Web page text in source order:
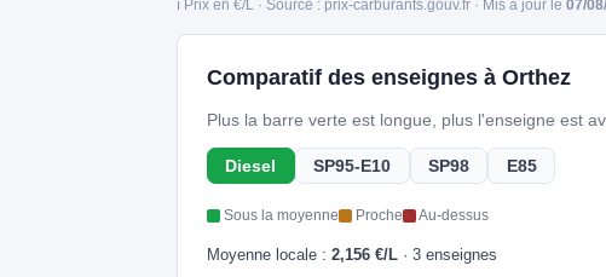
ℹ️ Prix en €/L · Source : prix-carburants.gouv.fr · Mis à jour le 07/
Comparatif des enseignes à Orthez
Plus la barre verte est longue, plus l'enseigne est
Diesel SP95-E10 SP98 E85
Sous la moyenne Proche Au-dessus
Moyenne locale : 2,156 €/L · 3 enseignes